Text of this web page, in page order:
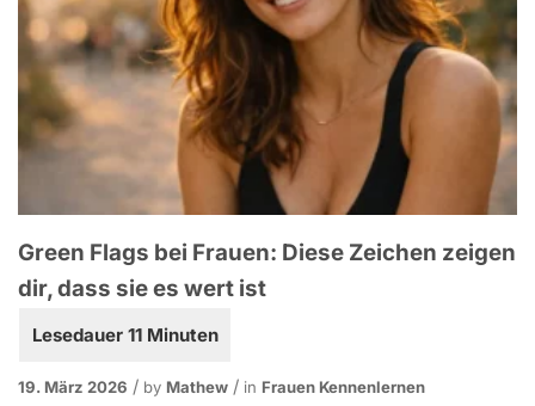
Green Flags bei Frauen: Diese Zeichen zeigen
dir, dass sie es wert ist
19. März 2026 by Mathew in Frauen Kennenlernen